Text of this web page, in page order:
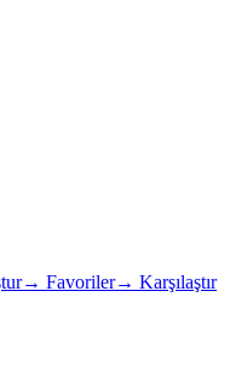
→ Favoriler→ Karşılaştır